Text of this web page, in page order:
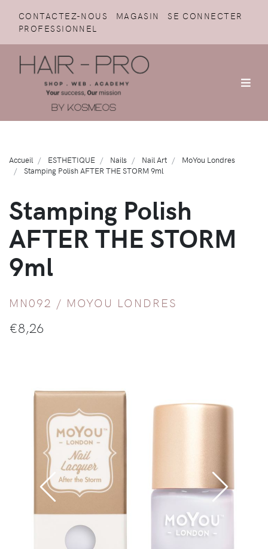
CONTACTEZ-NOUS MAGASIN
SE CONNECTER
PROFESSIONNEL
Accueil ESTHETIQUE Nails Nail Art
MoYou Londres
Stamping Polish AFTER THE STORM 9ml
Stamping Polish
AFTER THE STORM
9ml
MN092 / MOYOU LONDRES
€8,26